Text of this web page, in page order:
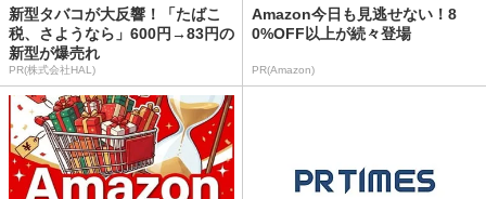
新型タバコが大反響！「たばこ
税、さようなら」600円→83円の
新型が爆売れ
PR(株式会社HAL)
Amazon今日も見逃せない！8
0%OFF以上が続々登場
PR(Amazon)